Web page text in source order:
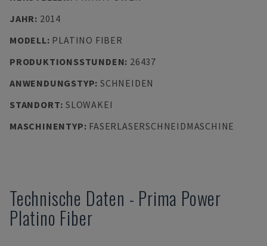
JAHR: 2014
MODELL: PLATINO FIBER
PRODUKTIONSSTUNDEN: 26437
ANWENDUNGSTYP: SCHNEIDEN
STANDORT: SLOWAKEI
MASCHINENTYP: FASERLASERSCHNEIDMASCHINE
Technische Daten - Prima Power
Platino Fiber